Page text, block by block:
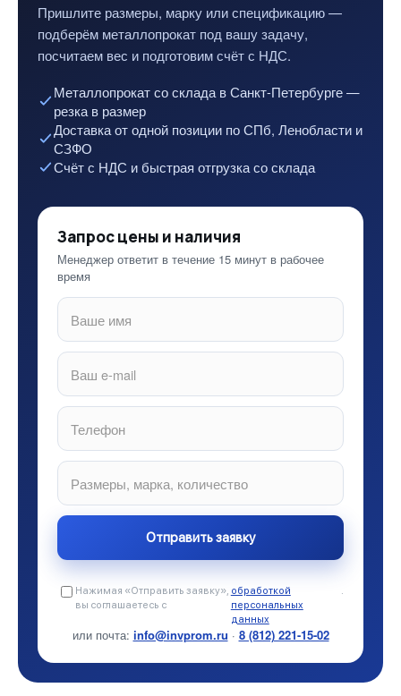
Пришлите размеры, марку или спецификацию —
подберём металлопрокат под вашу задачу,
посчитаем вес и подготовим счёт с НДС.
Металлопрокат со склада в Санкт-Петербурге —
резка в размер
Доставка от одной позиции по СПб, Ленобласти и
СЗФО
Счёт с НДС и быстрая отгрузка со склада
Запрос цены и наличия
Менеджер ответит в течение 15 минут в рабочее
время
Нажимая «Отправить заявку»,
вы соглашаетесь с
обработкой
персональных
данных
.
или почта: info@invprom.ru · 8 (812) 221-15-02